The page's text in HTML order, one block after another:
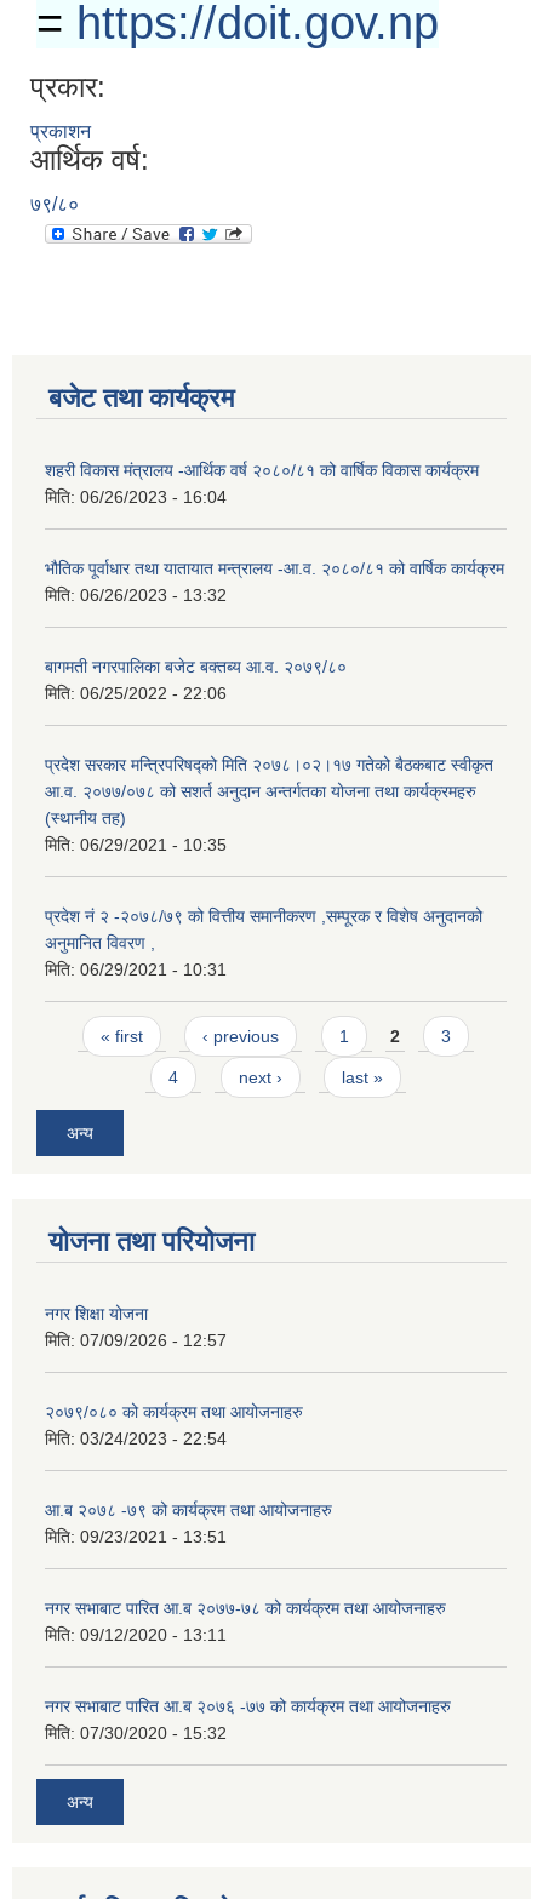
= https://doit.gov.np
प्रकार:
प्रकाशन
आर्थिक वर्ष:
७९/८०
बजेट तथा कार्यक्रम
शहरी विकास मंत्रालय -आर्थिक वर्ष २०८०/८१ को वार्षिक विकास कार्यक्रम
मिति: 06/26/2023 - 16:04
भौतिक पूर्वाधार तथा यातायात मन्त्रालय -आ.व. २०८०/८१ को वार्षिक कार्यक्रम
मिति: 06/26/2023 - 13:32
बागमती नगरपालिका बजेट बक्तब्य आ.व. २०७९/८०
मिति: 06/25/2022 - 22:06
प्रदेश सरकार मन्त्रिपरिषद्को मिति २०७८।०२।१७ गतेको बैठकबाट स्वीकृत
आ.व. २०७७/०७८ को सशर्त अनुदान अन्तर्गतका योजना तथा कार्यक्रमहरु
(स्थानीय तह)
मिति: 06/29/2021 - 10:35
प्रदेश नं २ -२०७८/७९ को वित्तीय समानीकरण ,सम्पूरक र विशेष अनुदानको
अनुमानित विवरण ,
मिति: 06/29/2021 - 10:31
Pages
« first ‹ previous 1 2 3
4 next › last »
अन्य
योजना तथा परियोजना
नगर शिक्षा योजना
मिति: 07/09/2026 - 12:57
२०७९/०८० को कार्यक्रम तथा आयोजनाहरु
मिति: 03/24/2023 - 22:54
आ.ब २०७८ -७९ को कार्यक्रम तथा आयोजनाहरु
मिति: 09/23/2021 - 13:51
नगर सभाबाट पारित आ.ब २०७७-७८ को कार्यक्रम तथा आयोजनाहरु
मिति: 09/12/2020 - 13:11
नगर सभाबाट पारित आ.ब २०७६ -७७ को कार्यक्रम तथा आयोजनाहरु
मिति: 07/30/2020 - 15:32
अन्य